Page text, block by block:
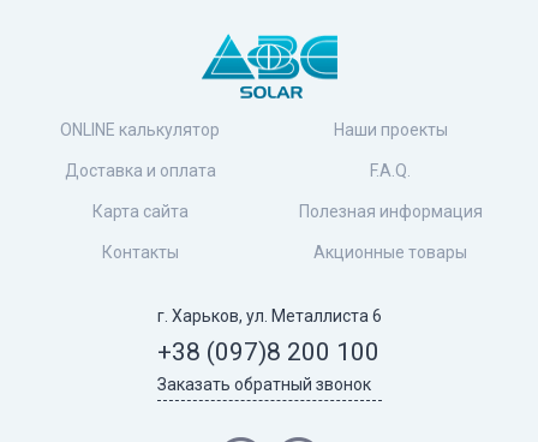
ONLINE калькулятор
Доставка и оплата
Карта сайта
Контакты
Наши проекты
F.A.Q.
Полезная информация
Акционные товары
г. Харьков, ул. Металлиста 6
+38 (097)8 200 100
Заказать обратный звонок